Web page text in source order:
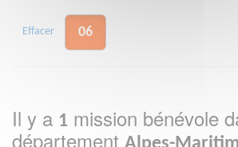
Effacer 06
Il y a 1 mission bénévole
département